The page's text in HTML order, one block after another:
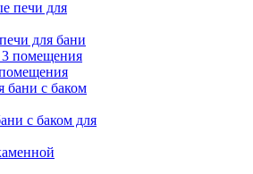
для бани
с баком для